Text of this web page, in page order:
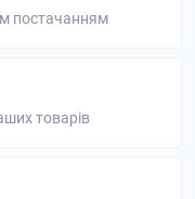
постачанням
товарів